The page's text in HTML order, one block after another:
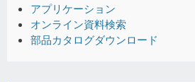
アプリケーション
オンライン資料検索
部品カタログダウンロード